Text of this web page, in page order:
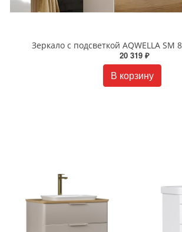
Зеркало с подсветкой AQWELLA SM
20 319 ₽
В корзину